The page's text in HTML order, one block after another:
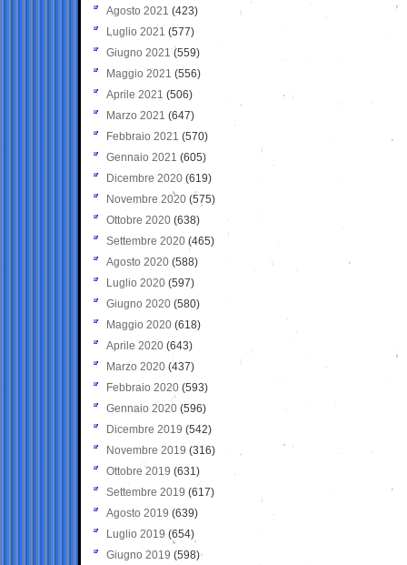
Agosto 2021 (423)
Luglio 2021 (577)
Giugno 2021(559)
Maggio 2021 (556)
Aprile 2021 (506)
Marzo 2021 (647)
Febbraio 2021 (570)
Gennaio 2021 (605)
Dicembre 2020 (619)
Novembre 2020 (575)
Ottobre 2020 (638)
Settembre 2020(465)
Agosto 2020 (588)
Luglio 2020 (597)
Giugno 2020 (580)
Maggio 2020 (618)
Aprile 2020 (643)
Marzo 2020 (437)
Febbraio 2020 (593)
Gennaio 2020 (596)
Dicembre 2019 (542)
Novembre 2019 (316)
Ottobre 2019 (631)
Settembre 2019 (617)
Agosto 2019 (639)
Luglio 2019 (654)
Giugno 2019 (598)